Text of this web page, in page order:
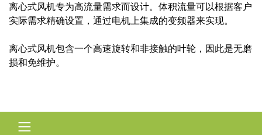
离心式风机专为高流量需求而设计。体积流量可以根据客户
实际需求精确设置，通过电机上集成的变频器来实现。
离心式风机包含一个高速旋转和非接触的叶轮，因此是无磨
损和免维护。